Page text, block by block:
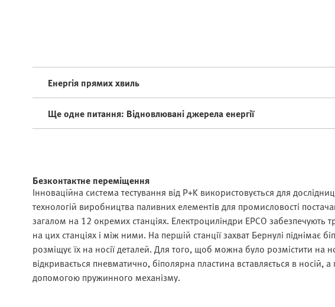
Енергія прямих хвиль
Ще одне питання: Відновлювані джерела енергії
Безконтактне переміщення
Інноваційна система тестування від P+K використовується для
технологій виробництва паливних елементів для промисловості
загалом на 12 окремих станціях. Електроциліндри EPCO забезпечують
на цих станціях і між ними. На першій станції захват Бернулі піднімає
розміщує їх на носії деталей. Для того, щоб можна було розмістити на
відкривається пневматично, біполярна пластина вставляється в носій,
допомогою пружинного механізму.